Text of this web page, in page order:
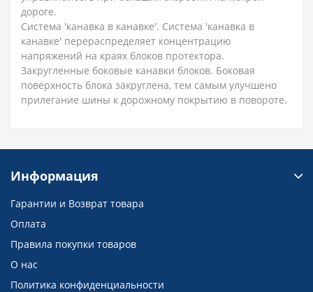
дороге.
Система 'канавка в канавке'. Система 'канавка в
канавке' перераспределяет концентрацию
напряжений на краях блоков протектора.
Закругленные боковые канавки блоков. Боковая
поверхность блока закруглена, тем самым улучшено
прилегание шины к дорожному покрытию в повороте.
Информация
Гарантии и Возврат товара
Оплата
Правила покупки товаров
О нас
Политика конфиденциальности